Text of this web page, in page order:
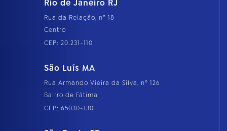
Rio de Janeiro RJ
Rua da Relação, nº 18
Centro
CEP: 20.231-110
São Luís MA
Rua Armando Vieira da Silva, nº 126
Bairro de Fátima
CEP: 65030-130